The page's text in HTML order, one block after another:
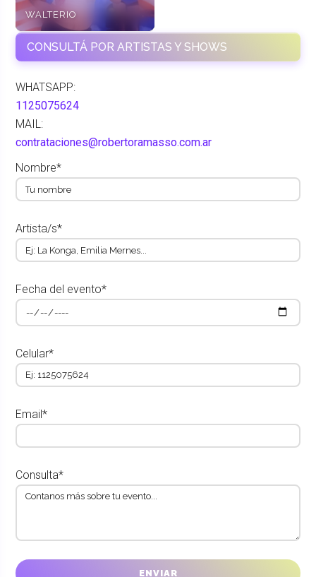
WALTERIO
CONSULTÁ POR ARTISTAS Y SHOWS
WHATSAPP:
1125075624
MAIL:
contrataciones@robertoramasso.com.ar
Nombre*
Artista/s*
Fecha del evento*
Celular*
Email*
Consulta*